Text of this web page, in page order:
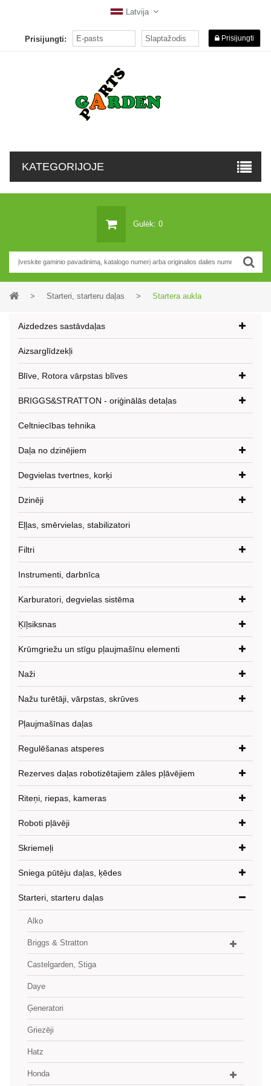
Latvija
Prisijungti: Prisijungti
KATEGORIJOJE
Gulėk: 0
> Starteri, starteru daļas > Startera aukla
Aizdedzes sastāvdaļas
Aizsarglīdzekļi
Blīve, Rotora vārpstas blīves
BRIGGS&STRATTON - oriģinālās detaļas
Celtniecības tehnika
Daļa no dzinējiem
Degvielas tvertnes, korķi
Dzinēji
Eļļas, smērvielas, stabilizatori
Filtri
Instrumenti, darbnīca
Karburatori, degvielas sistēma
Ķīļsiksnas
Krūmgriežu un stīgu pļaujmašīnu elementi
Naži
Nažu turētāji, vārpstas, skrūves
Pļaujmašīnas daļas
Regulēšanas atsperes
Rezerves daļas robotizētajiem zāles pļāvējiem
Riteņi, riepas, kameras
Roboti pļāvēji
Skriemeļi
Sniega pūtēju daļas, ķēdes
Starteri, starteru daļas
Alko
Briggs & Stratton
Castelgarden, Stiga
Daye
Ģeneratori
Griezēji
Hatz
Honda